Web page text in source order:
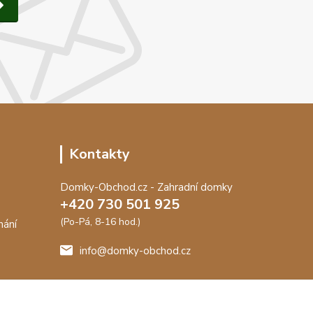
Kontakty
Domky-Obchod.cz - Zahradní domky
+420 730 501 925
(Po-Pá, 8-16 hod.)
info@domky-obchod.cz